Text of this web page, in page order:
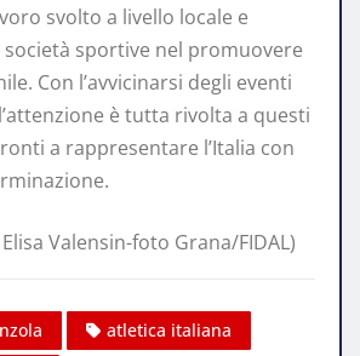
svolto a livello locale e
società sportive nel promuovere
Con l’avvicinarsi degli eventi
è tutta rivolta a questi
a rappresentare l’Italia con
Valensin-foto Grana/FIDAL)
atletica italiana